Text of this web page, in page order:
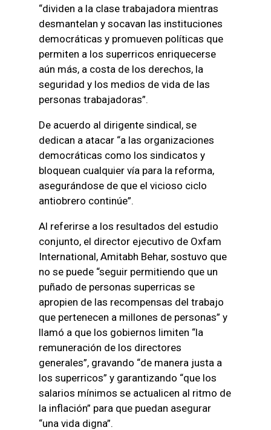
“dividen a la clase trabajadora mientras
desmantelan y socavan las instituciones
democráticas y promueven políticas que
permiten a los superricos enriquecerse
aún más, a costa de los derechos, la
seguridad y los medios de vida de las
personas trabajadoras”.
De acuerdo al dirigente sindical, se
dedican a atacar “a las organizaciones
democráticas como los sindicatos y
bloquean cualquier vía para la reforma,
asegurándose de que el vicioso ciclo
antiobrero continúe”.
Al referirse a los resultados del estudio
conjunto, el director ejecutivo de Oxfam
International, Amitabh Behar, sostuvo que
no se puede “seguir permitiendo que un
puñado de personas superricas se
apropien de las recompensas del trabajo
que pertenecen a millones de personas” y
llamó a que los gobiernos limiten “la
remuneración de los directores
generales”, gravando “de manera justa a
los superricos” y garantizando “que los
salarios mínimos se actualicen al ritmo de
la inflación” para que puedan asegurar
“una vida digna”.